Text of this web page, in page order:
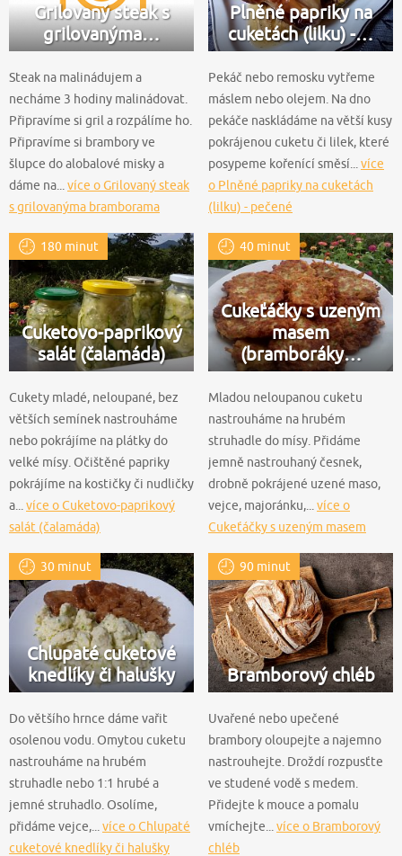
Grilovaný steak s
grilovanýma…
Steak na malinádujem a
necháme 3 hodiny malinádovat.
Připravíme si gril a rozpálíme ho.
Připravíme si brambory ve
šlupce do alobalové misky a
dáme na... více o Grilovaný steak
s grilovanýma bramborama
Plněné papriky na
cuketách (lilku) -…
Pekáč nebo remosku vytřeme
máslem nebo olejem. Na dno
pekáče naskládáme na větší kusy
pokrájenou cuketu či lilek, které
posypeme kořenící směsí... více
o Plněné papriky na cuketách
(lilku) - pečené
180 minut
Cuketovo-paprikový
salát (čalamáda)
Cukety mladé, neloupané, bez
větších semínek nastrouháme
nebo pokrájíme na plátky do
velké mísy. Očištěné papriky
pokrájíme na kostičky či nudličky
a...více o Cuketovo-paprikový
salát (čalamáda)
40 minut
Cukeťáčky s uzeným
masem
(bramboráky…
Mladou neloupanou cuketu
nastrouháme na hrubém
struhadle do mísy. Přidáme
jemně nastrouhaný česnek,
drobně pokrájené uzené maso,
vejce, majoránku,...více o
Cukeťáčky s uzeným masem
30 minut
Chlupaté cuketové
knedlíky či halušky
Do většího hrnce dáme vařit
osolenou vodu. Omytou cuketu
nastrouháme na hrubém
struhadle nebo 1:1 hrubé a
jemné struhadlo. Osolíme,
přidáme vejce,... více o Chlupaté
cuketové knedlíky či halušky
90 minut
Bramborový chléb
Uvařené nebo upečené
brambory oloupejte a najemno
nastrouhejte. Droždí rozpusťte
ve studené vodě s medem.
Přidejte k mouce a pomalu
vmíchejte... více o Bramborový
chléb